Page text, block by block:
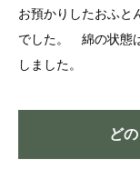
お預かりしたおふと
でした。 綿の状態
しました。
ど